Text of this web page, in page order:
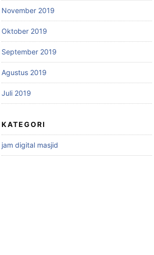
November 2019
Oktober 2019
September 2019
Agustus 2019
Juli 2019
KATEGORI
jam digital masjid